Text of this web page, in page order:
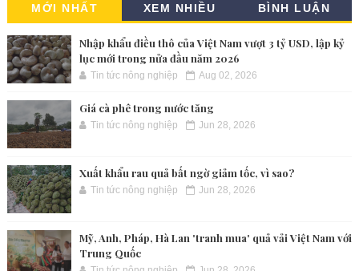
MỚI NHẤT XEM NHIỀU BÌNH LUẬN
Nhập khẩu điều thô của Việt Nam vượt 3 tỷ USD, lập kỷ
lục mới trong nửa đầu năm 2026
Tin tức nông nghiệp Aug 02, 2026
Giá cà phê trong nước tăng
Tin tức nông nghiệp Jun 28, 2026
Xuất khẩu rau quả bất ngờ giảm tốc, vì sao?
Tin tức nông nghiệp Jun 28, 2026
Mỹ, Anh, Pháp, Hà Lan 'tranh mua' quả vải Việt Nam với
Trung Quốc